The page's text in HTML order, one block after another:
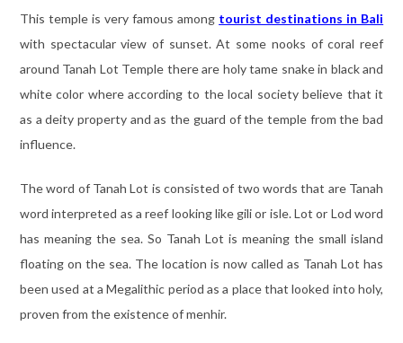
This temple is very famous among tourist destinations in Bali
with spectacular view of sunset. At some nooks of coral reef
around Tanah Lot Temple there are holy tame snake in black and
white color where according to the local society believe that it
as a deity property and as the guard of the temple from the bad
influence.
The word of Tanah Lot is consisted of two words that are Tanah
word interpreted as a reef looking like gili or isle. Lot or Lod word
has meaning the sea. So Tanah Lot is meaning the small island
floating on the sea. The location is now called as Tanah Lot has
been used at a Megalithic period as a place that looked into holy,
proven from the existence of menhir.